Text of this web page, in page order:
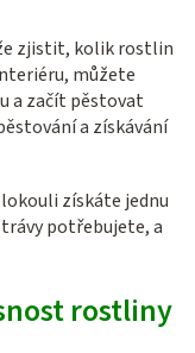
zjistit, kolik rostlin
můžete
a začít pěstovat
a získávání
získáte jednu
potřebujete, a
rostliny